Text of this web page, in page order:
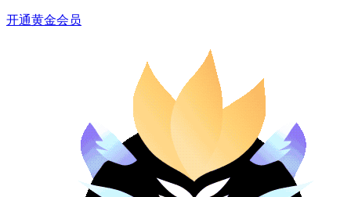
开通黄金会员